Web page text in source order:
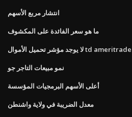
انتشار مربع الأسهم
ما هو سعر الفائدة على المكشوف
لا يوجد مؤشر تحميل الأموال td ameritrade
نمو مبيعات التاجر جو
أعلى الأسهم البرمجيات المؤسسة
معدل الضريبة في ولاية واشنطن